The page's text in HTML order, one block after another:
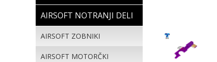
AIRSOFT NOTRANJI DELI
AIRSOFT ZOBNIKI
AIRSOFT MOTORČKI